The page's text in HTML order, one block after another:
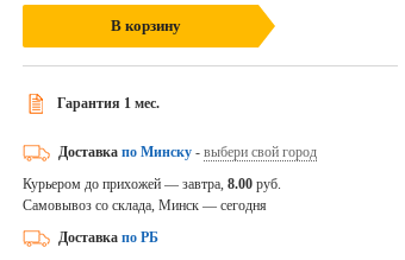
В корзину
Гарантия 1 мес.
Доставка по Минску- выбери свой город
Курьером до прихожей — завтра, 8.00 руб.
Самовывоз со склада, Минск — сегодня
Доставка по РБ